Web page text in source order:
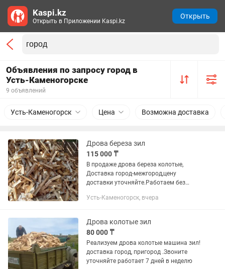
Объявления по запросу город в
Усть-Каменогорске
9 объявлений
Усть-Каменогорск Цена Возможна доставка
Дрова береза зил
115 000 ₸
В продаже дрова береза колотые,
Доставка город-межгород,цену
доставки уточняйте.Работаем без
Усть-Каменогорск, вчера
Дрова колотые зил
80 000 ₸
Реализуем дрова колотые машина зил!
доставка город, пригород .Звоните
уточняйте работает 7 дней в неделю
Kaspi.kz
Открыть в Приложении Kaspi.kz
Открыть